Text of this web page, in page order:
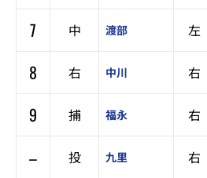
7
中 渡部 左
8
右 中川 右
9
捕 福永 右
–
投 九里 右